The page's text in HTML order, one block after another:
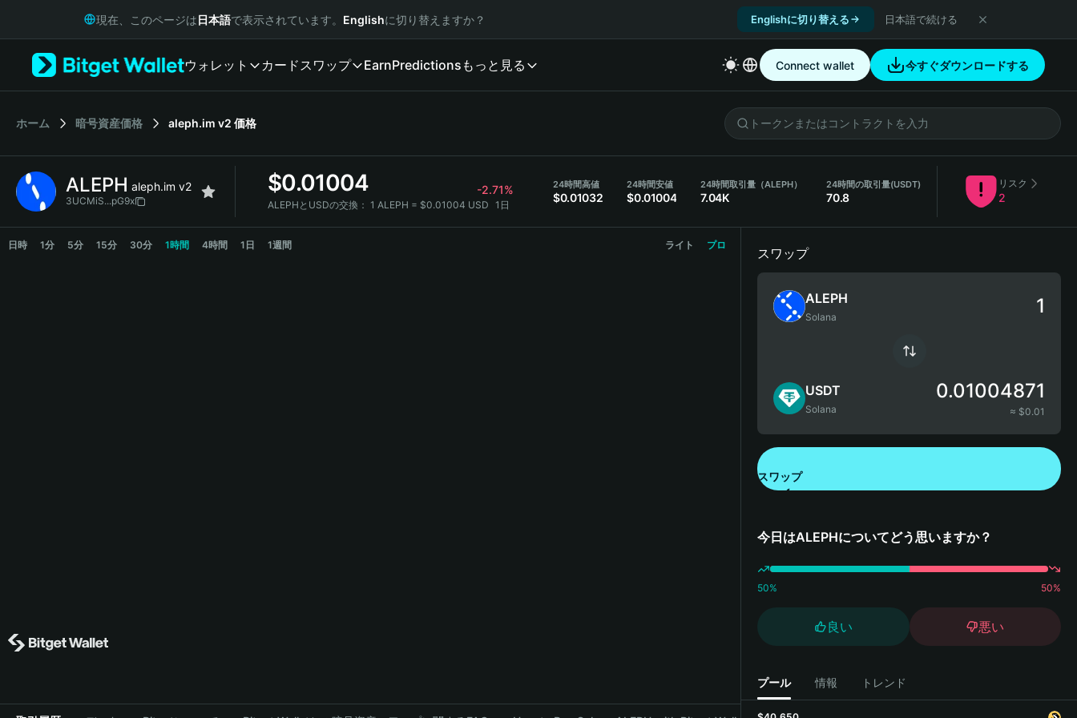
Русский
Italiano
简体中文
繁體中文
Bahasa Indonesia
現在、このページは日本語で表示されています。 Englishに切り替えますか？ Englishに切り替える 日本語で続ける
ウォレット カードスワップ EarnPredictions もっと見る Connect wallet 今すぐダウンロードする
ホーム 暗号資産価格 aleph.im v2 価格
ALEPH aleph.im v2
3UCMiS...pG9x
$0.01004 -2.71%
ALEPHとUSDの交換： 1 ALEPH = $0.01004 USD 1日
24時間高値
$0.01032
24時間安値
$0.01004
24時間取引量（ALEPH）
7.04K
24時間の取引量(USDT)
70.8
リスク
2
ALEPH Price Chart
日時 1分 5分 15分 30分 1時間 4時間 1日 1週間 ライト プロ
スワップ
ALEPH
Solana
USDT
Solana
0.01004871
≈ $0.01
スワップ
今日はALEPHについてどう思いますか？
50% 50%
良い 悪い
プール 情報 トレンド